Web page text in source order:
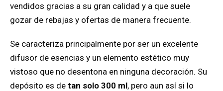
vendidos gracias a su gran calidad y a que suele
gozar de rebajas y ofertas de manera frecuente.
Se caracteriza principalmente por ser un excelente
difusor de esencias y un elemento estético muy
vistoso que no desentona en ninguna decoración. Su
depósito es de tan solo 300 ml, pero aun así si lo